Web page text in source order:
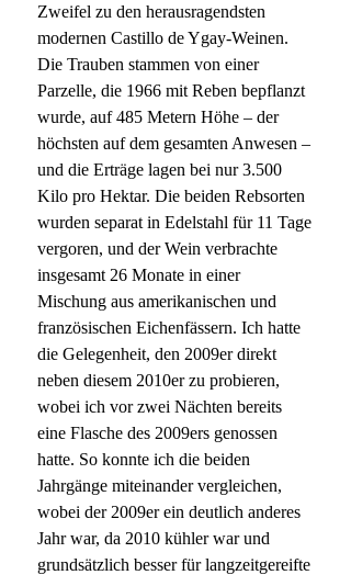
Zweifel zu den herausragendsten
modernen Castillo de Ygay-Weinen.
Die Trauben stammen von einer
Parzelle, die 1966 mit Reben bepflanzt
wurde, auf 485 Metern Höhe – der
höchsten auf dem gesamten Anwesen –
und die Erträge lagen bei nur 3.500
Kilo pro Hektar. Die beiden Rebsorten
wurden separat in Edelstahl für 11 Tage
vergoren, und der Wein verbrachte
insgesamt 26 Monate in einer
Mischung aus amerikanischen und
französischen Eichenfässern. Ich hatte
die Gelegenheit, den 2009er direkt
neben diesem 2010er zu probieren,
wobei ich vor zwei Nächten bereits
eine Flasche des 2009ers genossen
hatte. So konnte ich die beiden
Jahrgänge miteinander vergleichen,
wobei der 2009er ein deutlich anderes
Jahr war, da 2010 kühler war und
grundsätzlich besser für langzeitgereifte